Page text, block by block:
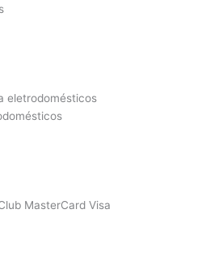
eletrodomésticos
MasterCard Visa